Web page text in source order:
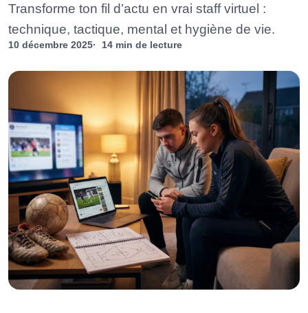
Transforme ton fil d’actu en vrai staff virtuel :
technique, tactique, mental et hygiène de vie.
10 décembre 2025 14 min de lecture